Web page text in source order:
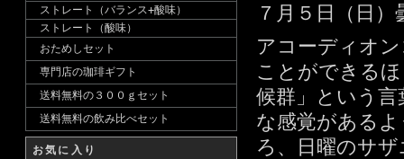
ストレート（バランス+酸味）
ストレート（酸味）
おためしセット
専門店の珈琲ギフト
送料無料の３００ｇセット
送料無料の飲み比べセット
お気に入り
７月５日（日）
アコーディオ
ことができる
候群」という
な感覚がある
ろ、日曜のサ